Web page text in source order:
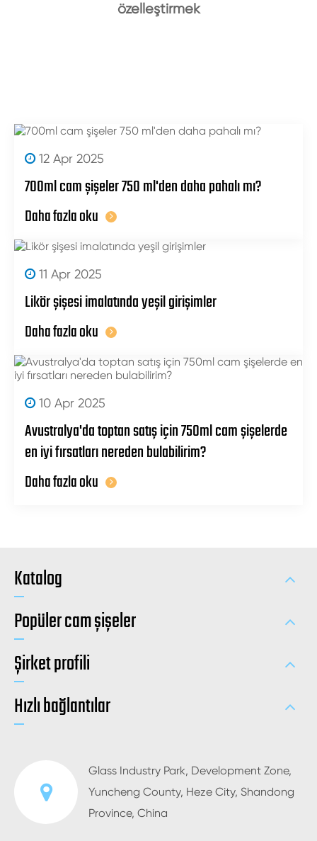
özelleştirmek
12 Apr 2025
700ml cam şişeler 750 ml'den daha pahalı mı?
Daha fazla oku
11 Apr 2025
Likör şişesi imalatında yeşil girişimler
Daha fazla oku
10 Apr 2025
Avustralya'da toptan satış için 750ml cam şişelerde
en iyi fırsatları nereden bulabilirim?
Daha fazla oku
Katalog
Popüler cam şişeler
Şirket profili
Hızlı bağlantılar
Glass Industry Park, Development Zone,
Yuncheng County, Heze City, Shandong
Province, China